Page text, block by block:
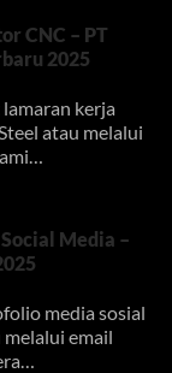
CNC – PT
2025
kerja
atau melalui
Media –
media sosial
email